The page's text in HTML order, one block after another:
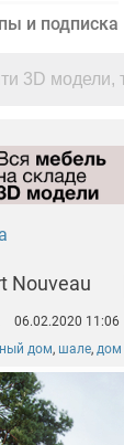
и подписка
Nouveau
06.02.2020 11:06
дом, шале, дом